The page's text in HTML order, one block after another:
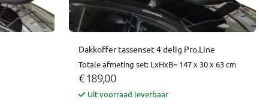
Dakkoffer tassenset 4 delig Pro.Line
Totale afmeting set: LxHxB= 147 x 30 x 63 cm
€ 189,00
Uit voorraad leverbaar